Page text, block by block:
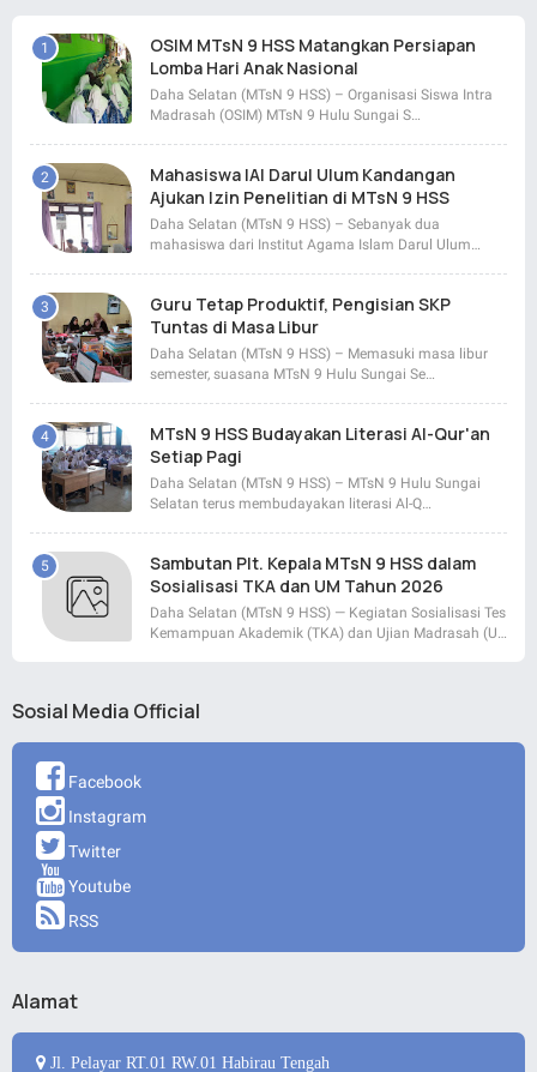
OSIM MTsN 9 HSS Matangkan Persiapan
Lomba Hari Anak Nasional
Daha Selatan (MTsN 9 HSS) – Organisasi Siswa Intra
Madrasah (OSIM) MTsN 9 Hulu Sungai S…
Mahasiswa IAI Darul Ulum Kandangan
Ajukan Izin Penelitian di MTsN 9 HSS
Daha Selatan (MTsN 9 HSS) – Sebanyak dua
mahasiswa dari Institut Agama Islam Darul Ulum…
Guru Tetap Produktif, Pengisian SKP
Tuntas di Masa Libur
Daha Selatan (MTsN 9 HSS) – Memasuki masa libur
semester, suasana MTsN 9 Hulu Sungai Se…
MTsN 9 HSS Budayakan Literasi Al-Qur'an
Setiap Pagi
Daha Selatan (MTsN 9 HSS) – MTsN 9 Hulu Sungai
Selatan terus membudayakan literasi Al-Q…
Sambutan Plt. Kepala MTsN 9 HSS dalam
Sosialisasi TKA dan UM Tahun 2026
Daha Selatan (MTsN 9 HSS) — Kegiatan Sosialisasi Tes
Kemampuan Akademik (TKA) dan Ujian Madrasah (U…
Sosial Media Official
Facebook
Instagram
Twitter
Youtube
RSS
Alamat
Jl. Pelayar RT.01 RW.01 Habirau Tengah